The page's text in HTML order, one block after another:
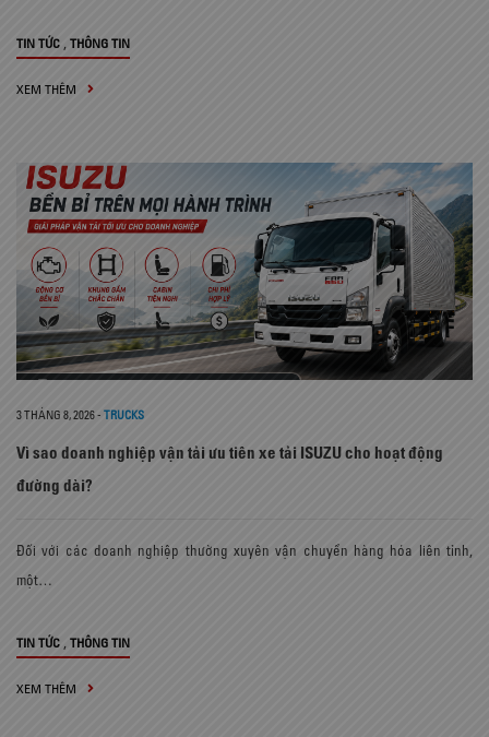
TIN TỨC , THÔNG TIN
XEM THÊM
3 THÁNG 8, 2026- TRUCKS
Vì sao doanh nghiệp vận tải ưu tiên xe tải ISUZU cho hoạt động
đường dài?
Đối với các doanh nghiệp thường xuyên vận chuyển hàng hóa liên tỉnh,
một…
TIN TỨC , THÔNG TIN
XEM THÊM